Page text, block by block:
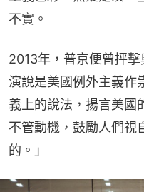
不實。
2013年，普京便曾抨
演說是美國例外主義作
義上的說法，揚言美國
不管動機，鼓勵人們視
的。」